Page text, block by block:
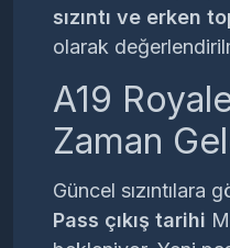
sızıntı ve erken
olarak
A19
Zaman
Güncel sızıntılara
Pass çıkış tarihi